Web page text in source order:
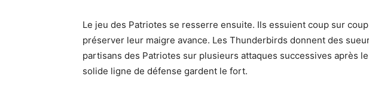
Le jeu des Patriotes se resserre ensuite. Ils essuient coup sur
préserver leur maigre avance. Les Thunderbirds donnent des
partisans des Patriotes sur plusieurs attaques successives après
solide ligne de défense gardent le fort.